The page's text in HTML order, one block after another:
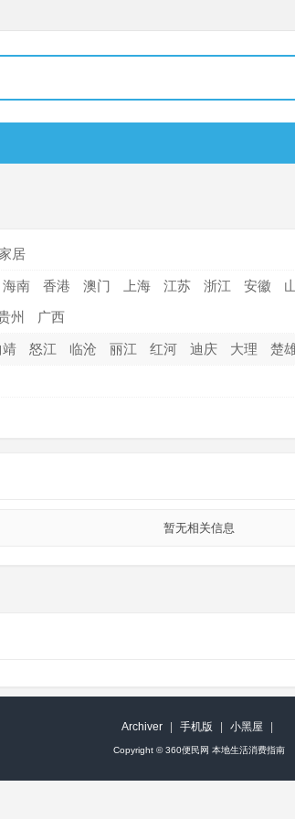
居
海南 香港 澳门 上海 江苏 浙江 安徽
州 广西
靖 怒江 临沧 丽江 红河 迪庆 大理 楚
暂无相关信息
Archiver 手机版 小黑屋
Copyright ©360便民网 本地生活消费指南